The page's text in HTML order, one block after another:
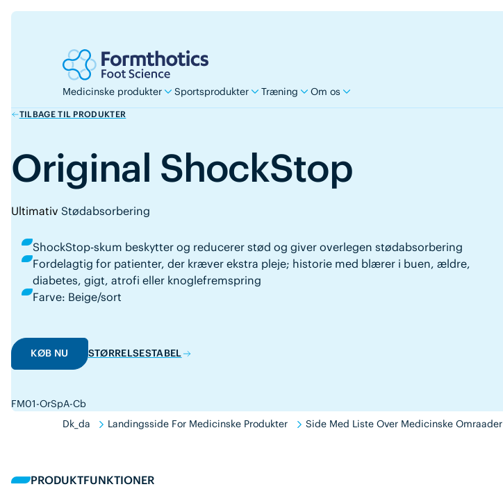
Medicinske produkter Sportsprodukter Træning Om os
TILBAGE TIL PRODUKTER
Original ShockStop
Ultimativ Stødabsorbering
ShockStop-skum beskytter og reducerer stød og giver overlegen stødabsorbering
Fordelagtig for patienter, der kræver ekstra pleje; historie med blærer i buen, ældre,
diabetes, gigt, atrofi eller knoglefremspring
Farve: Beige/sort
KØB NU STØRRELSESTABEL
FM01-OrSpA-Cb
Dk_da
Landingsside For Medicinske Produkter Side Med Liste Over Medicinske Omraader
PRODUKTFUNKTIONER